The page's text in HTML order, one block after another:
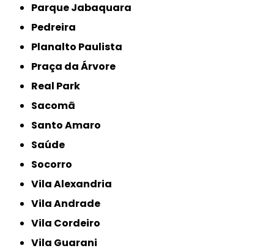
Parque Jabaquara
Pedreira
Planalto Paulista
Praça da Árvore
Real Park
Sacomã
Santo Amaro
Saúde
Socorro
Vila Alexandria
Vila Andrade
Vila Cordeiro
Vila Guarani